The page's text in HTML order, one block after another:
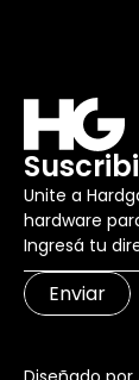
Unite a
hardware
Enviar